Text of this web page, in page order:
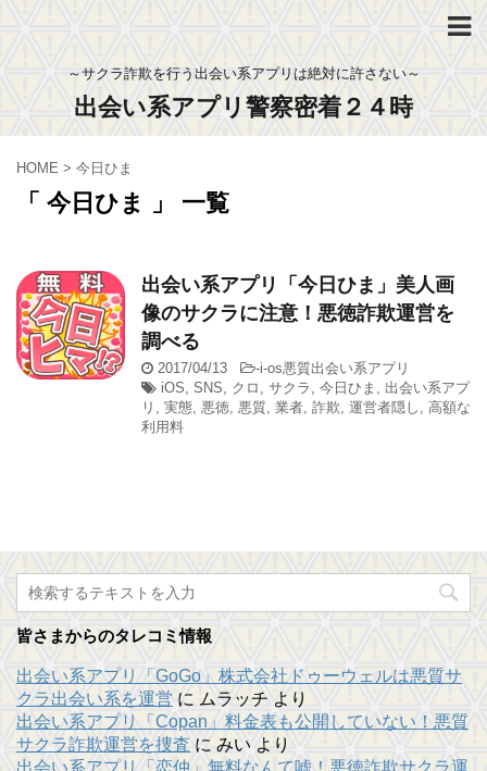
～サクラ詐欺を行う出会い系アプリは絶対に許さない～
出会い系アプリ警察密着２４時
HOME > 今日ひま
「 今日ひま 」 一覧
出会い系アプリ「今日ひま」美人画
像のサクラに注意！悪徳詐欺運営を
調べる
2017/04/13 -i-os悪質出会い系アプリ
iOS, SNS, クロ , サクラ , 今日ひま , 出会い系アプ
リ , 実態, 悪徳, 悪質, 業者, 詐欺, 運営者隠し , 高額な
利用料
皆さまからのタレコミ情報
出会い系アプリ「GoGo」株式会社ドゥーウェルは悪質サ
クラ出会い系を運営 に ムラッチ より
出会い系アプリ「Copan」料金表も公開していない！悪質
サクラ詐欺運営を捜査 に みい より
出会い系アプリ「恋仲」無料なんて嘘！悪徳詐欺サクラ運